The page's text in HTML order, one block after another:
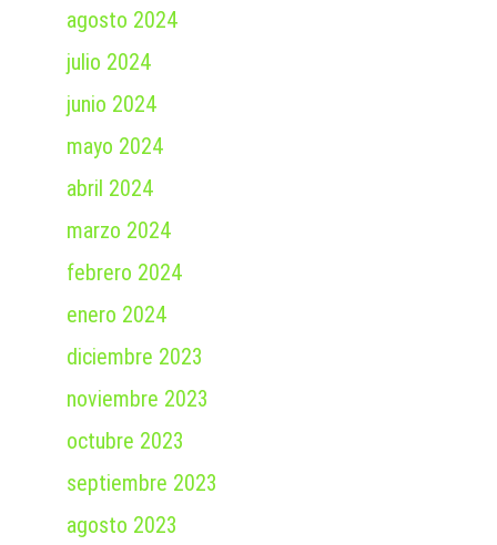
agosto 2024
julio 2024
junio 2024
mayo 2024
abril 2024
marzo 2024
febrero 2024
enero 2024
diciembre 2023
noviembre 2023
octubre 2023
septiembre 2023
agosto 2023